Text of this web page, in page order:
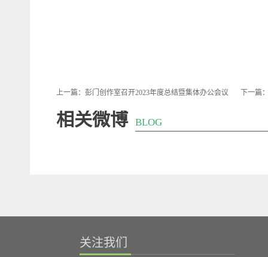
上一篇： 彭门创作室召开2023年度总结暨集体办公会议 下一篇
相关微博 BLOG
关注我们